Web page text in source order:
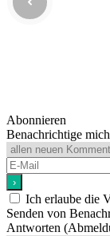
Abonnieren
Benachrichtige
Ich erlaube die
Senden von
Antworten